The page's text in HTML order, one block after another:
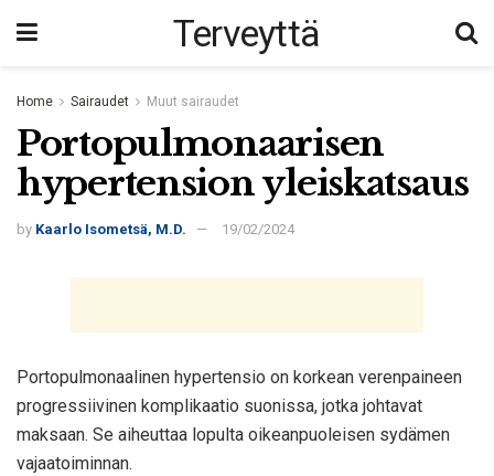
Terveyttä
Home Sairaudet Muut sairaudet
Portopulmonaarisen
hypertension yleiskatsaus
by Kaarlo Isometsä, M.D. 19/02/2024
Portopulmonaalinen hypertensio on korkean verenpaineen
progressiivinen komplikaatio suonissa, jotka johtavat
maksaan. Se aiheuttaa lopulta oikeanpuoleisen sydämen
vajaatoiminnan.